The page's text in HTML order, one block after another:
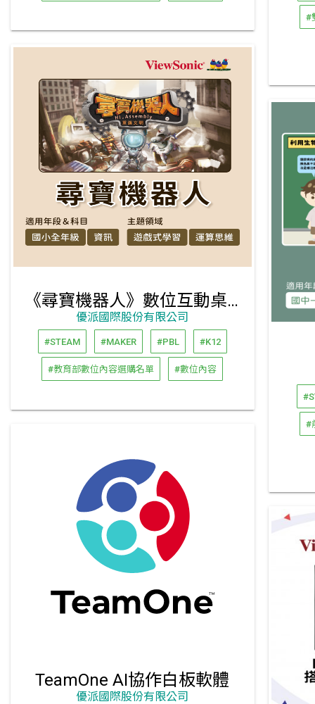
#
《尋寶機器人》數位互動桌遊
優派國際股份有限公司
#STEAM #MAKER #PBL #K12
#教育部數位內容選購名單 #數位內容
#
TeamOne AI協作白板軟體
優派國際股份有限公司